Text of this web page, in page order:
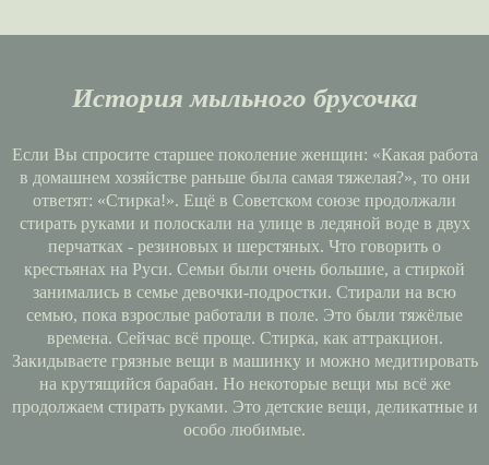
История мыльного брусочка
Если Вы спросите старшее поколение женщин: «Какая работа
в домашнем хозяйстве раньше была самая тяжелая?», то они
ответят: «Стирка!». Ещё в Советском союзе продолжали
стирать руками и полоскали на улице в ледяной воде в двух
перчатках - резиновых и шерстяных. Что говорить о
крестьянах на Руси. Семьи были очень большие, а стиркой
занимались в семье девочки-подростки. Стирали на всю
семью, пока взрослые работали в поле. Это были тяжёлые
времена. Сейчас всё проще. Стирка, как аттракцион.
Закидываете грязные вещи в машинку и можно медитировать
на крутящийся барабан. Но некоторые вещи мы всё же
продолжаем стирать руками. Это детские вещи, деликатные и
особо любимые.